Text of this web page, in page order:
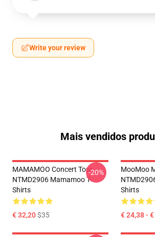
Write your review
Mais vendidos
MAMAMOO Concert Tour
NTMD2906 Mamamoo T-
Shirts
€ 32,20$35
-20%
MooMoo
Shirts
€ 24,38 -